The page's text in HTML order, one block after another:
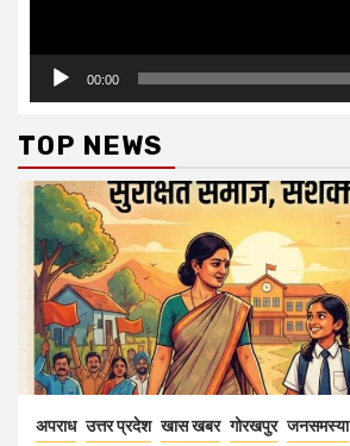
00:00
TOP NEWS
अपराध उत्तर प्रदेश खास खबर गोरखपुर जनसमस्या